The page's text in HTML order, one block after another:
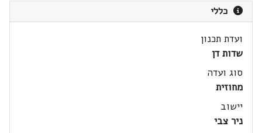
כללי
ועדת תכנון
שדות דן
סוג ועדה
מחוזית
יישוב
ניר צבי